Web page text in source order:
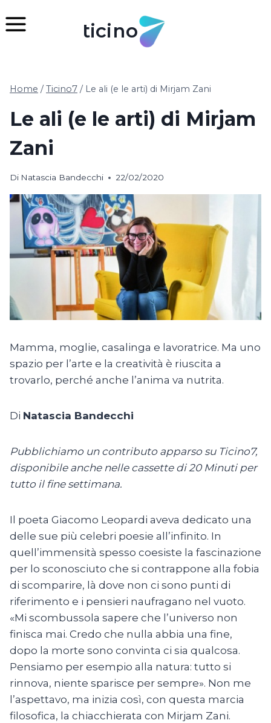
al
ticino
Home / Ticino7 / Le ali (e le arti) di Mirjam Zani
Le ali (e le arti) di Mirjam
Zani
Di Natascia Bandecchi 22/02/2020
Mamma, moglie, casalinga e lavoratrice. Ma uno
spazio per l’arte e la creatività è riuscita a
trovarlo, perché anche l’anima va nutrita.
Di Natascia Bandecchi
Pubblichiamo un contributo apparso su Ticino7,
disponibile anche nelle cassette di 20 Minuti per
tutto il fine settimana.
Il poeta Giacomo Leopardi aveva dedicato una
delle sue più celebri poesie all’infinito. In
quell’immensità spesso coesiste la fascinazione
per lo sconosciuto che si contrappone alla fobia
di scomparire, là dove non ci sono punti di
riferimento e i pensieri naufragano nel vuoto.
«Mi scombussola sapere che l’universo non
finisca mai. Credo che nulla abbia una fine,
dopo la morte sono convinta ci sia qualcosa.
Pensiamo per esempio alla natura: tutto si
rinnova, niente sparisce per sempre». Non me
l’aspettavo, ma inizia così, con questa marcia
filosofica, la chiacchierata con Mirjam Zani.